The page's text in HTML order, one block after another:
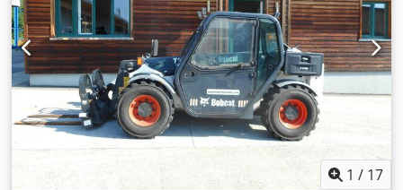
й гидравлический контур - Вентилятор = Примечания =
Трансмиссия Экологический стандарт: Stage IV / Tier IV
final Состояние Тип CE: CE Закрытая кабина с отоплением,
управление джойстиком SJC, новые резиновые гусеницы,
делюкс-дисплей
1 / 17